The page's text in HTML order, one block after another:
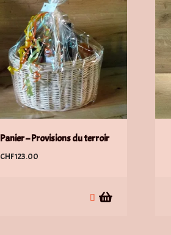
Panier – Provisions du terroir
CHF123.00